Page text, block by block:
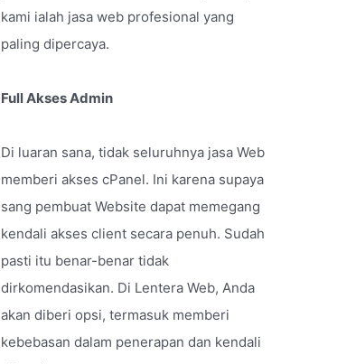
kami ialah jasa web profesional yang
paling dipercaya.
Full Akses Admin
Di luaran sana, tidak seluruhnya jasa Web
memberi akses cPanel. Ini karena supaya
sang pembuat Website dapat memegang
kendali akses client secara penuh. Sudah
pasti itu benar-benar tidak
dirkomendasikan. Di Lentera Web, Anda
akan diberi opsi, termasuk memberi
kebebasan dalam penerapan dan kendali